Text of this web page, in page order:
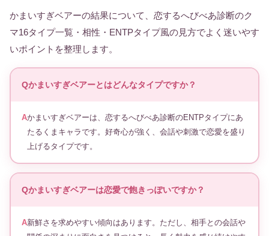
かまいすぎベアーの結果について、恋するへびべあ診断のク
マ16タイプ一覧・相性・ENTPタイプ風の見方でよく迷いやす
いポイントを整理します。
かまいすぎベアーとはどんなタイプですか？
かまいすぎベアーは、恋するへびべあ診断のENTPタイプにあ
たるくまキャラです。好奇心が強く、会話や刺激で恋愛を盛り
上げるタイプです。
かまいすぎベアーは恋愛で飽きっぽいですか？
新鮮さを求めやすい傾向はあります。ただし、相手との会話や